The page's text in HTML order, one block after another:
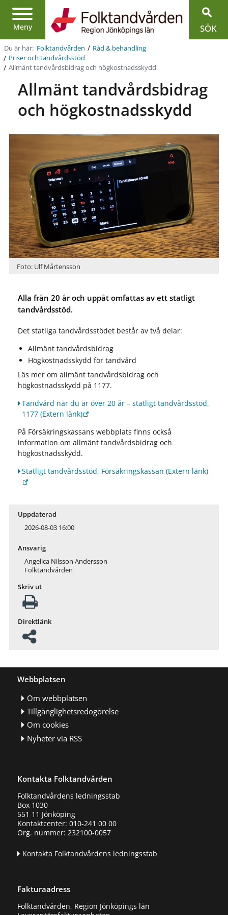
Meny
Region
Jönköpings
län
SÖK
Du är här: Folktandvården / Råd & behandling
/ Priser och tandvårdsstöd
/ Allmänt tandvårdsbidrag och högkostnadsskydd
Allmänt tandvårdsbidrag
och högkostnadsskydd
Foto: Ulf Mårtensson
Alla från 20 år och uppåt omfattas av ett statligt
tandvårdsstöd.
Det statliga tandvårdsstödet består av två delar:
Allmänt tandvårdsbidrag
Högkostnadsskydd för tandvård
Läs mer om allmänt tandvårdsbidrag och
högkostnadsskydd på 1177.
Tandvård när du är över 20 år – statligt tandvårdsstöd,
1177(Extern länk)
På Försäkringskassans webbplats finns också
information om allmänt tandvårdsbidrag och
högkostnadsskydd.
Statligt tandvårdsstöd, Försäkringskassan (Extern länk)
Uppdaterad
2026-08-03 16:00
Ansvarig
Angelica Nilsson Andersson
Folktandvården
Skriv ut
Direktlänk
Webbplatsen
Om webbplatsen
Tillgänglighetsredogörelse
Om cookies
Nyheter via RSS
Kontakta Folktandvården
Folktandvårdens ledningsstab
Box 1030
551 11 Jönköping
Kontaktcenter: 010-241 00 00
Org. nummer: 232100-0057
Kontakta Folktandvårdens ledningsstab
Fakturaadress
Folktandvården, Region Jönköpings län